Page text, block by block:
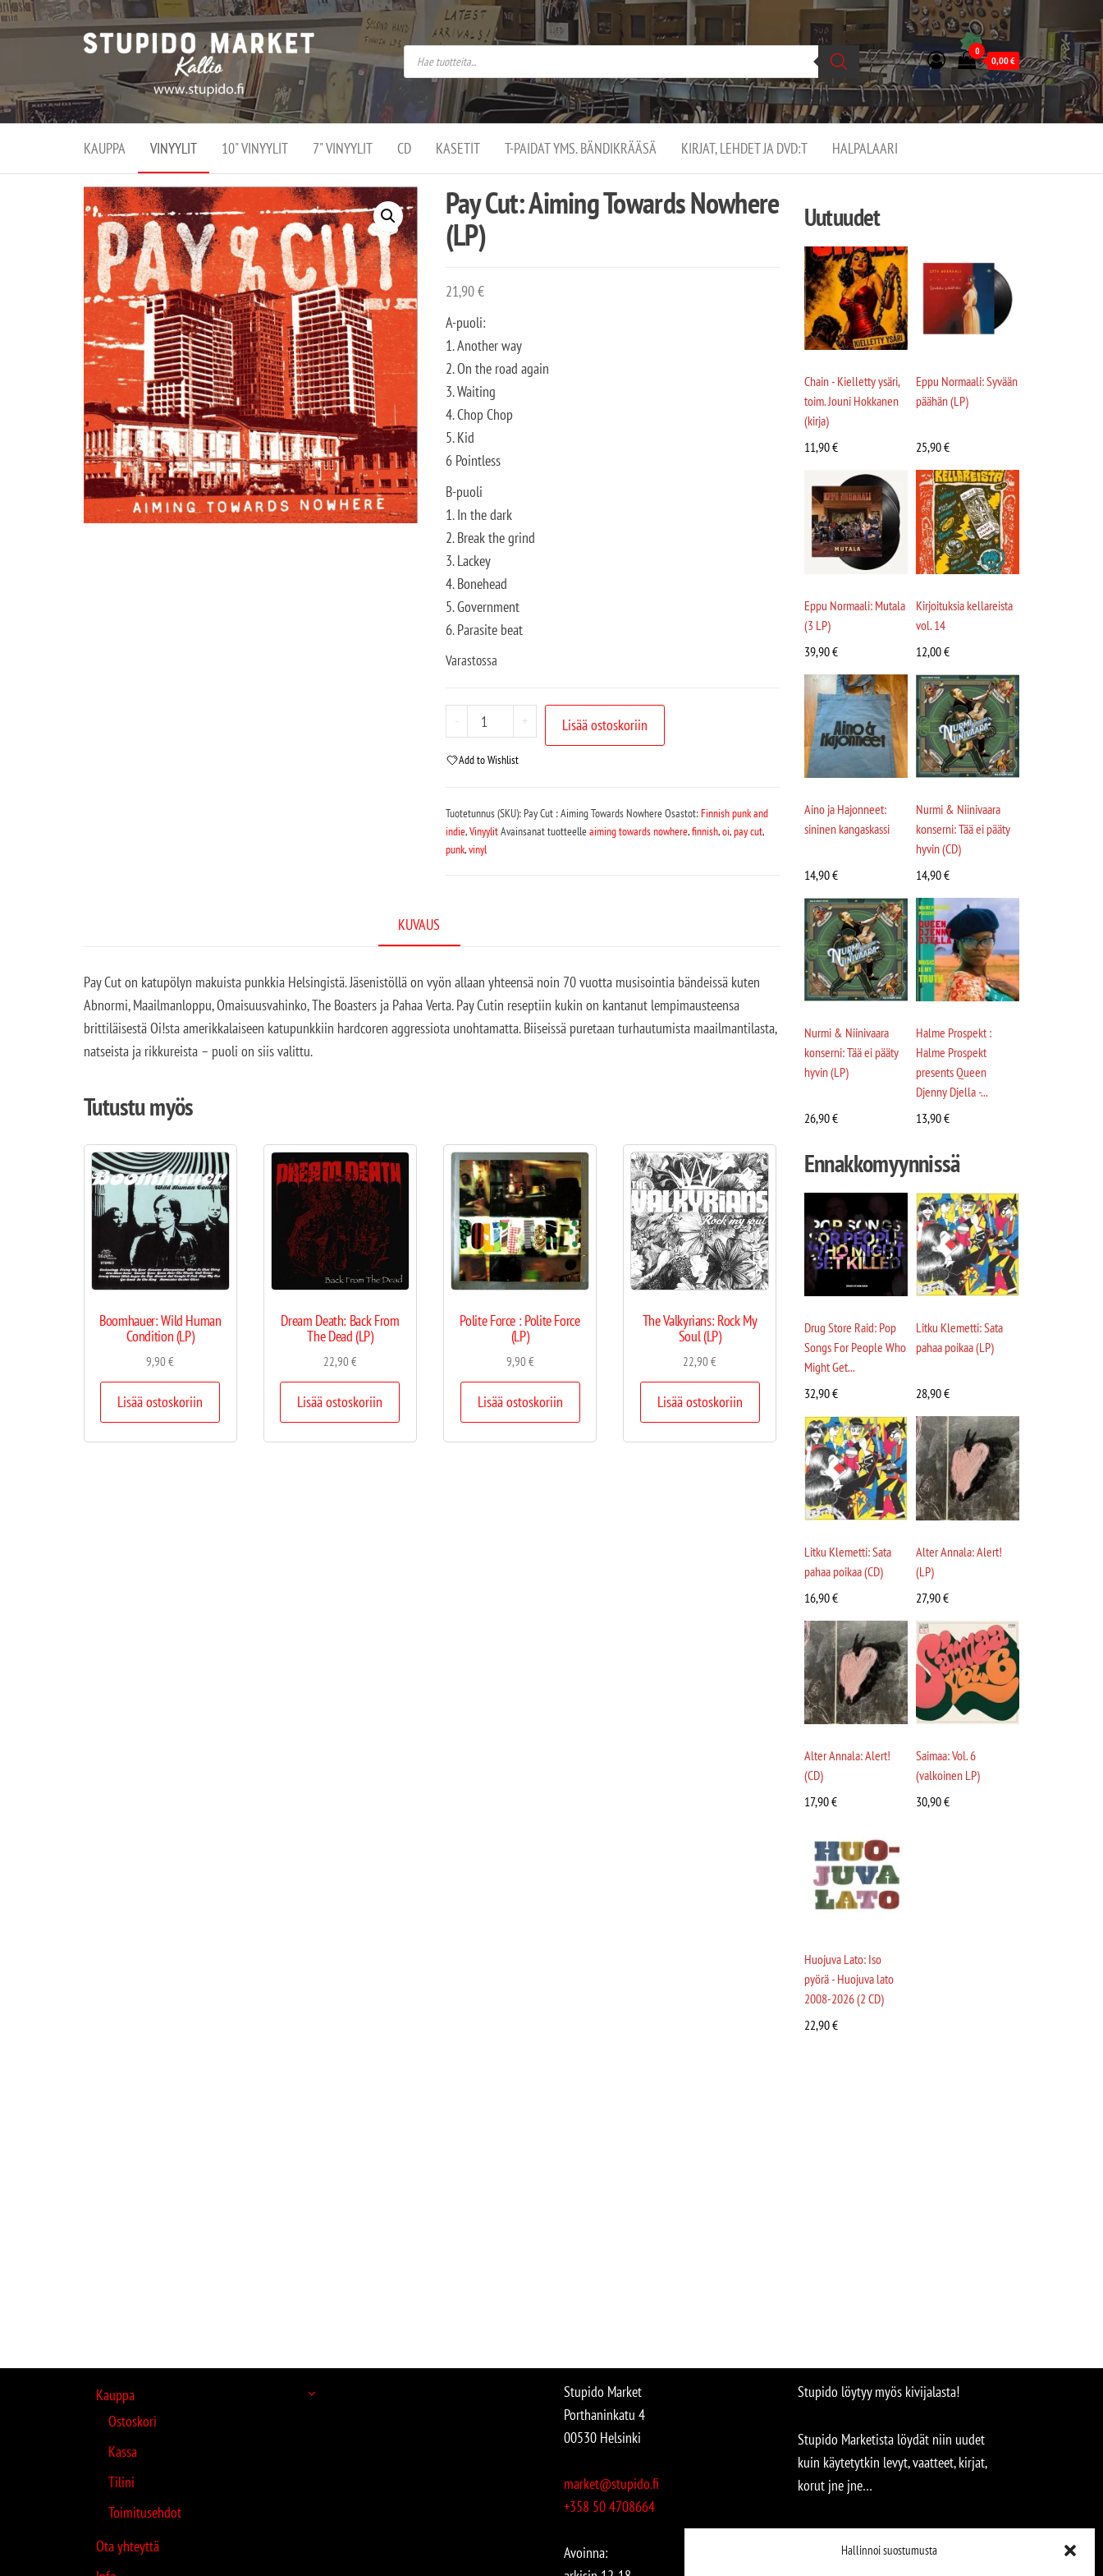
Hallinnoi suostumusta
Stupido
Market –
verkossa
ja
kivijalassa
Stupido Market on
vaihtoehtomusaan
erikoistunut
verkko- sekä
kivijalkakauppa
Helsingissä
Kallion
0
0,00€
KAUPPA VINYYLIT 10" VINYYLIT 7" VINYYLIT CD KASETIT T-PAIDAT YMS. BÄNDIKRÄÄSÄ KIRJAT, LEHDET JA DVD:T HALPALAARI
Pay Cut: Aiming Towards Nowhere
(LP)
21,90€
A-puoli:
1. Another way
2. On the road again
3. Waiting
4. Chop Chop
5. Kid
6 Pointless
B-puoli
1. In the dark
2. Break the grind
3. Lackey
4. Bonehead
5. Government
6. Parasite beat
Varastossa
- + Lisää ostoskoriin
Add to Wishlist
Tuotetunnus (SKU): Pay Cut : Aiming Towards NowhereOsastot:Finnish punk and
indie,VinyylitAvainsanat tuotteelleaiming towards nowhere,finnish,oi,pay cut,
punk,vinyl
KUVAUS
Pay Cut on katupölyn makuista punkkia Helsingistä. Jäsenistöllä on vyön allaan yhteensä noin 70 vuotta musisointia bändeissä kuten
Abnormi, Maailmanloppu, Omaisuusvahinko, The Boasters ja Pahaa Verta. Pay Cutin reseptiin kukin on kantanut lempimausteensa
brittiläisestä Oi!sta amerikkalaiseen katupunkkiin hardcoren aggressiota unohtamatta. Biiseissä puretaan turhautumista maailmantilasta,
natseista ja rikkureista – puoli on siis valittu.
Tutustu myös
Boomhauer: Wild Human
Condition (LP)
9,90€
Lisää ostoskoriin
Dream Death: Back From
The Dead (LP)
22,90€
Lisää ostoskoriin
Polite Force : Polite Force
(LP)
9,90€
Lisää ostoskoriin
The Valkyrians: Rock My
Soul (LP)
22,90€
Lisää ostoskoriin
Uutuudet
Chain - Kielletty ysäri,
toim. Jouni Hokkanen
(kirja)
11,90€
Eppu Normaali: Syvään
päähän (LP)
25,90€
Eppu Normaali: Mutala
(3 LP)
39,90€
Kirjoituksia kellareista
vol. 14
12,00€
Aino ja Hajonneet:
sininen kangaskassi
14,90€
Nurmi & Niinivaara
konserni: Tää ei pääty
hyvin (CD)
14,90€
Nurmi & Niinivaara
konserni: Tää ei pääty
hyvin (LP)
26,90€
Halme Prospekt :
Halme Prospekt
presents Queen
Djenny Djella -...
13,90€
Ennakkomyynnissä
Drug Store Raid: Pop
Songs For People Who
Might Get...
32,90€
Litku Klemetti: Sata
pahaa poikaa (LP)
28,90€
Litku Klemetti: Sata
pahaa poikaa (CD)
16,90€
Alter Annala: Alert!
(LP)
27,90€
Alter Annala: Alert!
(CD)
17,90€
Saimaa: Vol. 6
(valkoinen LP)
30,90€
Huojuva Lato: Iso
pyörä - Huojuva lato
2008-2026 (2 CD)
22,90€
Kauppa
Ostoskori
Kassa
Tilini
Toimitusehdot
Ota yhteyttä
Stupido Market
Porthaninkatu 4
00530 Helsinki
market@stupido.fi
+358 50 4708664
Avoinna:
Stupido löytyy myös kivijalasta!
Stupido Marketista löydät niin uudet
kuin käytetytkin levyt, vaatteet, kirjat,
korut jne jne…